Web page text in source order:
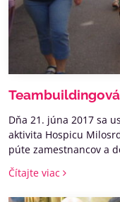
Dňa 21. júna 2017 sa
aktivita Hospicu
púte zamestnancov a
pútnickeho miesta
Čítajte viac